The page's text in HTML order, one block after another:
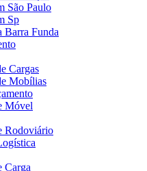
São Paulo
Sp
Barra Funda
Cargas
Mobílias
Móvel
Rodoviário
Carga